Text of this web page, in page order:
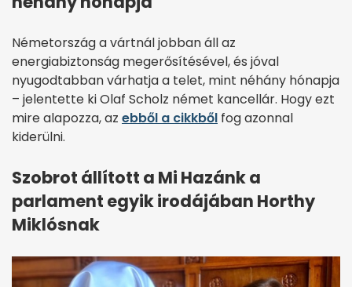
Németország a vártnál jobban áll az
energiabiztonság megerősítésével, és jóval
nyugodtabban várhatja a telet, mint néhány hónapja
– jelentette ki Olaf Scholz német kancellár. Hogy ezt
mire alapozza, az ebből a cikkből fog azonnal
kiderülni.
Szobrot állított a Mi Hazánk a
parlament egyik irodájában Horthy
Miklósnak